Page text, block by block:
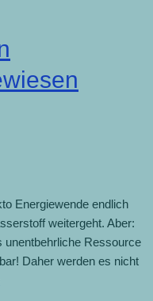
Energiewende endlich
weitergeht. Aber:
unentbehrliche Ressource
Daher werden es nicht